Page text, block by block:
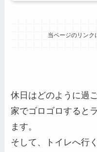
当ページのリンク
休日はどのように過
家でゴロゴロすると
ます。
そして、トイレへ行